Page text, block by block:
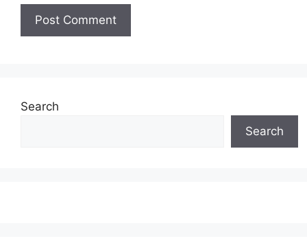
Search
Search